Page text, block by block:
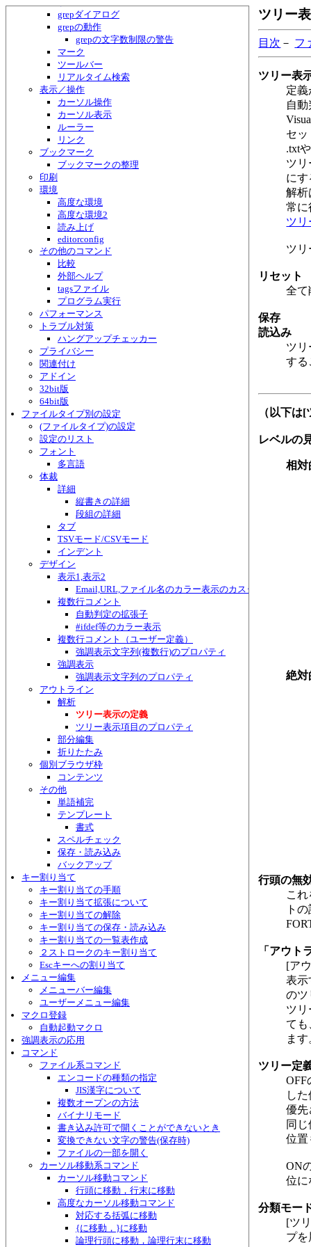
grepダイアログ
grepの動作
grepの文字数制限の警告
マーク
ツールバー
リアルタイム検索
表示／操作
カーソル操作
カーソル表示
ルーラー
リンク
ブックマーク
ブックマークの整理
印刷
環境
高度な環境
高度な環境2
読み上げ
editorconfig
その他のコマンド
比較
外部ヘルプ
tagsファイル
プログラム実行
パフォーマンス
トラブル対策
ハングアップチェッカー
プライバシー
関連付け
アドイン
32bit版
64bit版
ファイルタイプ別の設定
(ファイルタイプ)の設定
設定のリスト
フォント
多言語
体裁
詳細
縦書きの詳細
段組の詳細
タブ
TSVモード/CSVモード
インデント
デザイン
表示1,表示2
Email,URL,ファイル名のカラー表示のカスタマイズ
複数行コメント
自動判定の拡張子
#ifdef等のカラー表示
複数行コメント（ユーザー定義）
強調表示文字列(複数行)のプロパティ
強調表示
強調表示文字列のプロパティ
アウトライン
解析
ツリー表示の定義
ツリー表示項目のプロパティ
部分編集
折りたたみ
個別ブラウザ枠
コンテンツ
その他
単語補完
テンプレート
書式
スペルチェック
保存・読み込み
バックアップ
キー割り当て
キー割り当ての手順
キー割り当て拡張について
キー割り当ての解除
キー割り当ての保存・読み込み
キー割り当ての一覧表作成
２ストロークのキー割り当て
Escキーへの割り当て
メニュー編集
メニューバー編集
ユーザーメニュー編集
マクロ登録
自動起動マクロ
強調表示の応用
コマンド
ファイル系コマンド
エンコードの種類の指定
JIS漢字について
複数オープンの方法
バイナリモード
書き込み許可で開くことができないとき
変換できない文字の警告(保存時)
ファイルの一部を開く
カーソル移動系コマンド
カーソル移動コマンド
行頭に移動，行末に移動
高度なカーソル移動コマンド
対応する括弧に移動
{に移動，}に移動
論理行頭に移動，論理行末に移動
ツリー
目次 － フ
ツリー表
定
自
セ
.txt
ツ
に
解析
常に
ツ
ツ
リセット
全て
保存
読込み
ツ
する
（以下は
レベルの
相対
絶対
行頭の無
こ
ト
「アウト
[ア
表示
のツ
ツ
ても
ま
ツリー定
OFF
し
優先
同
位置
ON
位に
分類モー
[ツ
プ